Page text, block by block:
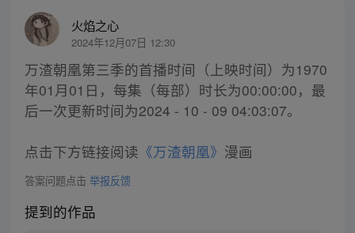
火焰之心
2024年12月07日 12:30
万渣朝凰第三季的首播时间（上映时间）为1970
年01月01日，每集（每部）时长为00:00:00，最
后一次更新时间为2024 - 10 - 09 04:03:07。
点击下方链接阅读 《万渣朝凰》 漫画
答案问题点击 举报反馈
提到的作品